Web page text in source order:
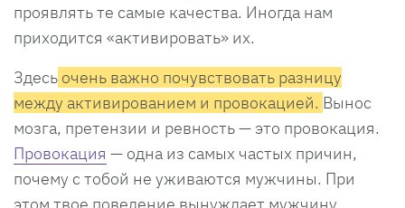
проявлять те самые качества. Иногда нам
приходится «активировать» их.
Здесь очень важно почувствовать разницу
между активированием и провокацией. Вынос
мозга, претензии и ревность — это провокация.
Провокация — одна из самых частых причин,
почему с тобой не уживаются мужчины. При
этом твое поведение вынуждает мужчину